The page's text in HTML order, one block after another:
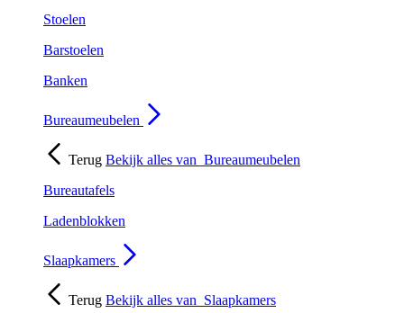
Stoelen
Barstoelen
Banken
Bureaumeubelen
Terug Bekijk alles van Bureaumeubelen
Bureautafels
Ladenblokken
Slaapkamers
Terug Bekijk alles van Slaapkamers